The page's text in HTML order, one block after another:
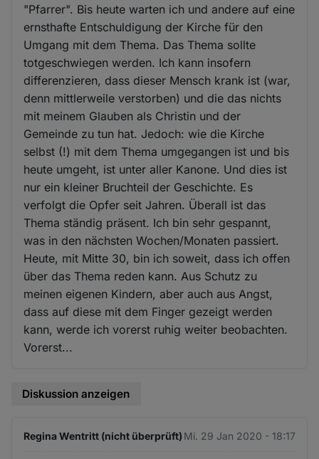
"Pfarrer". Bis heute warten ich und andere auf eine
ernsthafte Entschuldigung der Kirche für den
Umgang mit dem Thema. Das Thema sollte
totgeschwiegen werden. Ich kann insofern
differenzieren, dass dieser Mensch krank ist (war,
denn mittlerweile verstorben) und die das nichts
mit meinem Glauben als Christin und der
Gemeinde zu tun hat. Jedoch: wie die Kirche
selbst (!) mit dem Thema umgegangen ist und bis
heute umgeht, ist unter aller Kanone. Und dies ist
nur ein kleiner Bruchteil der Geschichte. Es
verfolgt die Opfer seit Jahren. Überall ist das
Thema ständig präsent. Ich bin sehr gespannt,
was in den nächsten Wochen/Monaten passiert.
Heute, mit Mitte 30, bin ich soweit, dass ich offen
über das Thema reden kann. Aus Schutz zu
meinen eigenen Kindern, aber auch aus Angst,
dass auf diese mit dem Finger gezeigt werden
kann, werde ich vorerst ruhig weiter beobachten.
Vorerst...
Diskussion anzeigen
Regina Wentritt (nicht überprüft) Mi. 29 Jan 2020 - 18:17